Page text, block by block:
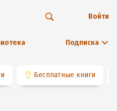
Подписка
Войти
👌 Бесплатные книги